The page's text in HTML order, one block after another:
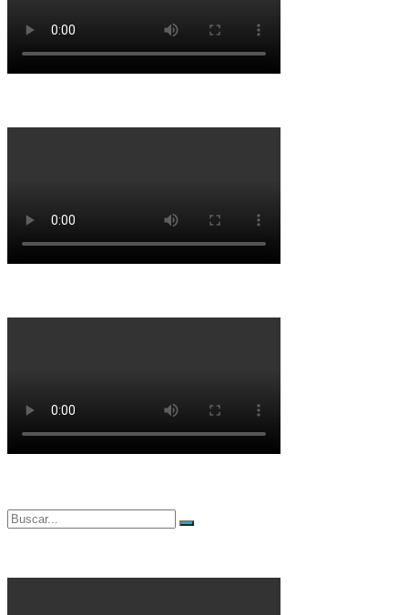
Buscar
Buscar